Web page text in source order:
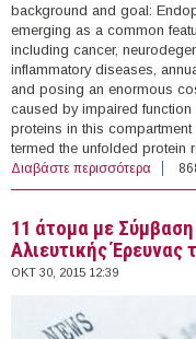
background and goal:
emerging as a common
including cancer,
inflammatory diseases,
and posing an enormous
caused by impaired
proteins in this
termed the unfolded protein
Διαβάστε περισσότερα για
11 άτομα με
Αλιευτικής
ΟΚΤ 30, 2015 12:39